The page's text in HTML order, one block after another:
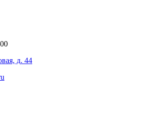
д. 44